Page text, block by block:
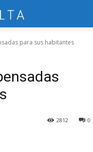
para sus habitantes
0
2812